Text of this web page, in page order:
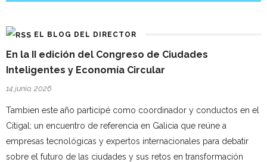
EL BLOG DEL DIRECTOR
En la II edición del Congreso de Ciudades
Inteligentes y Economía Circular
14 junio, 2026
Tambien este año participé como coordinador y conductos en el
Citigal; un encuentro de referencia en Galicia que reúne a
empresas tecnológicas y expertos internacionales para debatir
sobre el futuro de las ciudades y sus retos en transformación